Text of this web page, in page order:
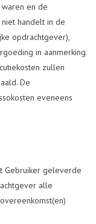
en de
handelt in de
opdrachtgever),
in aanmerking.
zullen
De
eveneens
Gebruiker geleverde
alle